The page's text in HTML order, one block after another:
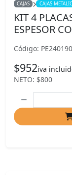
CAJAS CAJAS
KIT 4
ESPESOR
Código: PE240190
$952iva
NETO: $800